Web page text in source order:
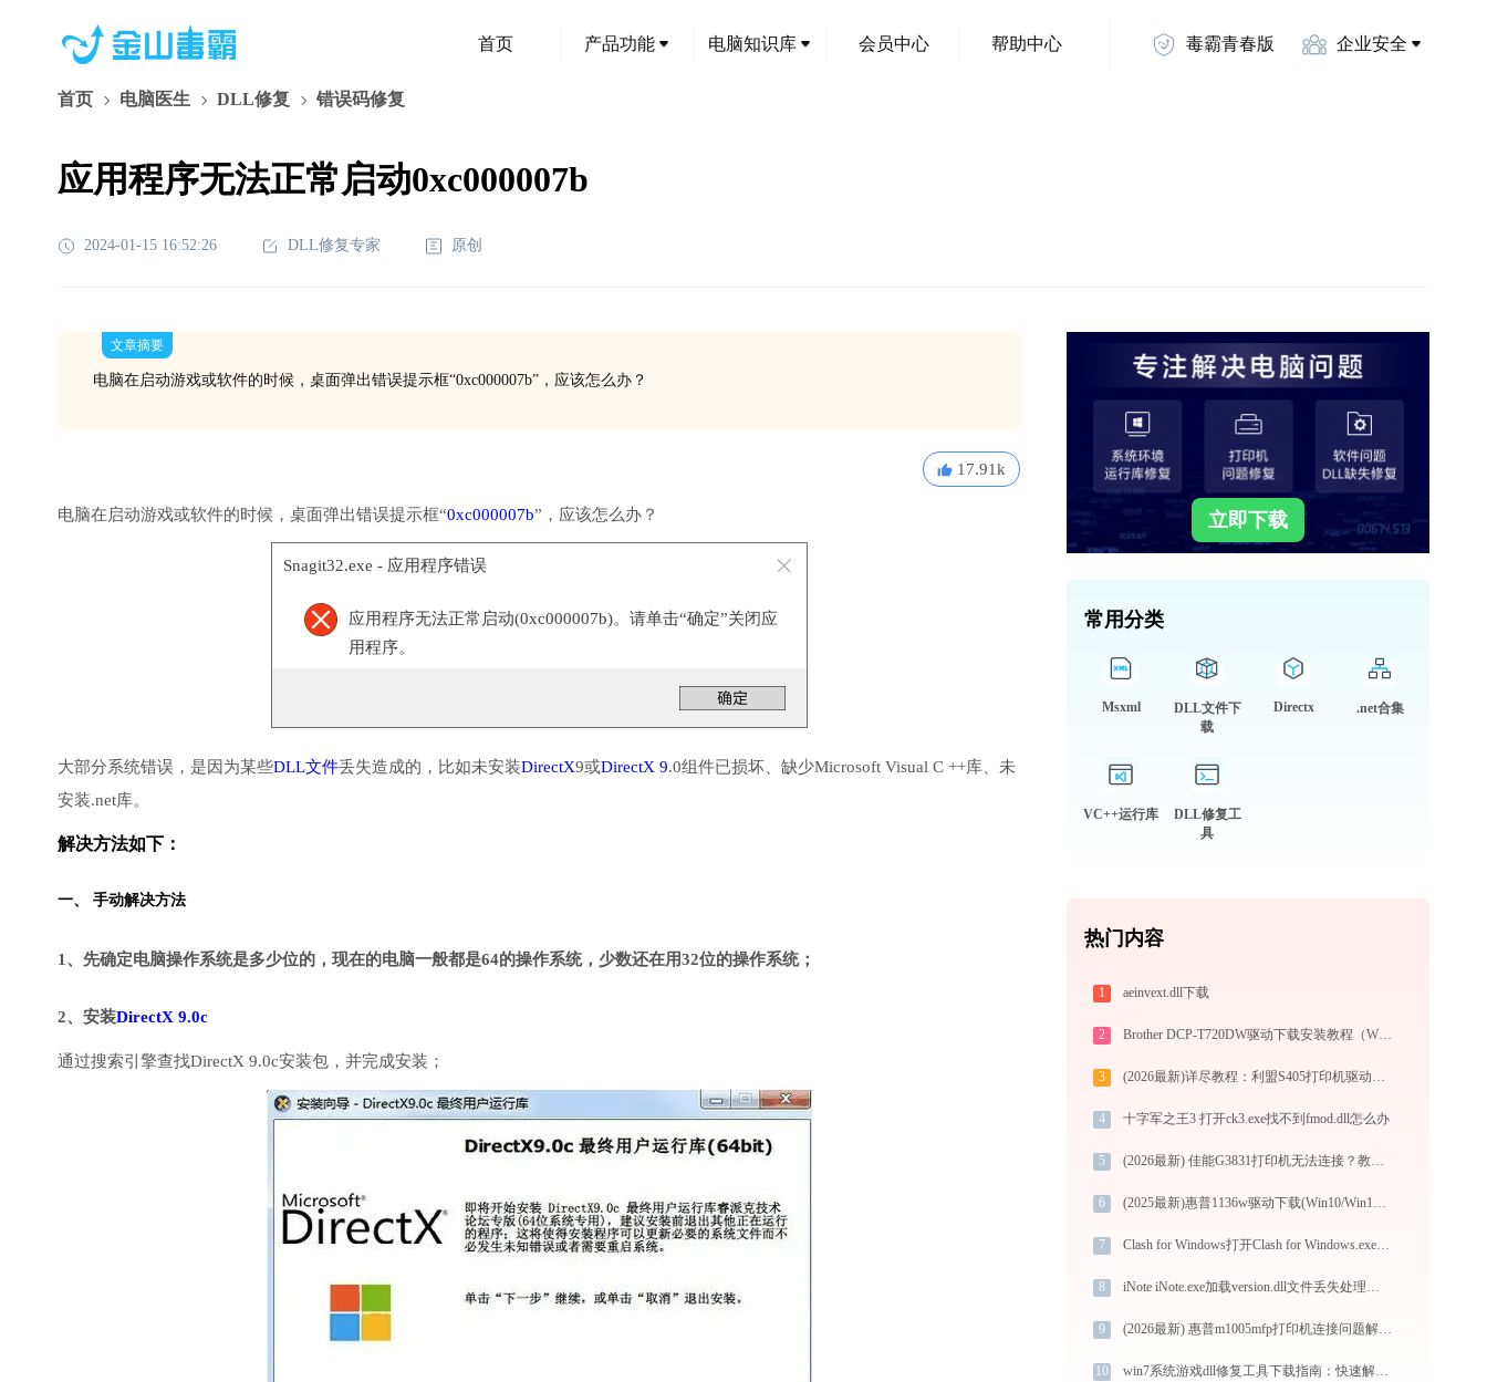
首页 产品功能 电脑知识库 会员中心 帮助中心 毒霸青春版 企业安全
首页 电脑医生 DLL修复 错误码修复
应用程序无法正常启动0xc000007b
2024-01-15 16:52:26 DLL修复专家 原创
文章摘要
电脑在启动游戏或软件的时候，桌面弹出错误提示框“0xc000007b”，应该怎么办？
17.91k
电脑在启动游戏或软件的时候，桌面弹出错误提示框“0xc000007b”，应该怎么办？
Snagit32.exe - 应用程序错误
应用程序无法正常启动(0xc000007b)。请单击“确定”关闭应
用程序。
大部分系统错误，是因为某些DLL文件丢失造成的，比如未安装DirectX9或DirectX 9.0组件已损坏、缺少Microsoft Visual C ++库、未
安装.net库。
解决方法如下：
一、 手动解决方法
1、先确定电脑操作系统是多少位的，现在的电脑一般都是64的操作系统，少数还在用32位的操作系统；
2、安装DirectX 9.0c
通过搜索引擎查找DirectX 9.0c安装包，并完成安装；
立即下载
常用分类
Msxml
DLL文件下
载
Directx .net合集
VC++运行库
DLL修复工
具
热门内容
1 aeinvext.dll下载
2 Brother DCP-T720DW驱动下载安装教程（Win10/Win11）
3 (2026最新)详尽教程：利盟S405打印机驱动的正确下载与安装方式
4 十字军之王3 打开ck3.exe找不到fmod.dll怎么办
5 (2026最新) 佳能G3831打印机无法连接？教你轻松解决！-金山毒霸
6 (2025最新)惠普1136w驱动下载(Win10/Win11)及图文安装教程
7 Clash for Windows打开Clash for Windows.exe提示0xc0000006错误码怎么办
8 iNote iNote.exe加载version.dll文件丢失处理办法
9 (2026最新) 惠普m1005mfp打印机连接问题解决方法 -金山毒霸
10 win7系统游戏dll修复工具下载指南：快速解决常见问题